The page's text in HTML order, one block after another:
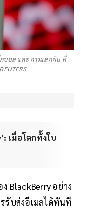
บอล และ การแลกพิน ที่
เมื่อโลกทั้งใบ
BlackBerry อย่าง
รับส่งอีเมลได้ทันที